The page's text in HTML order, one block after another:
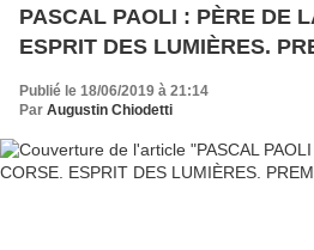
PASCAL PAOLI : PÈRE DE
Publié le 18/06/2019 à 21:14
Par Augustin Chiodetti